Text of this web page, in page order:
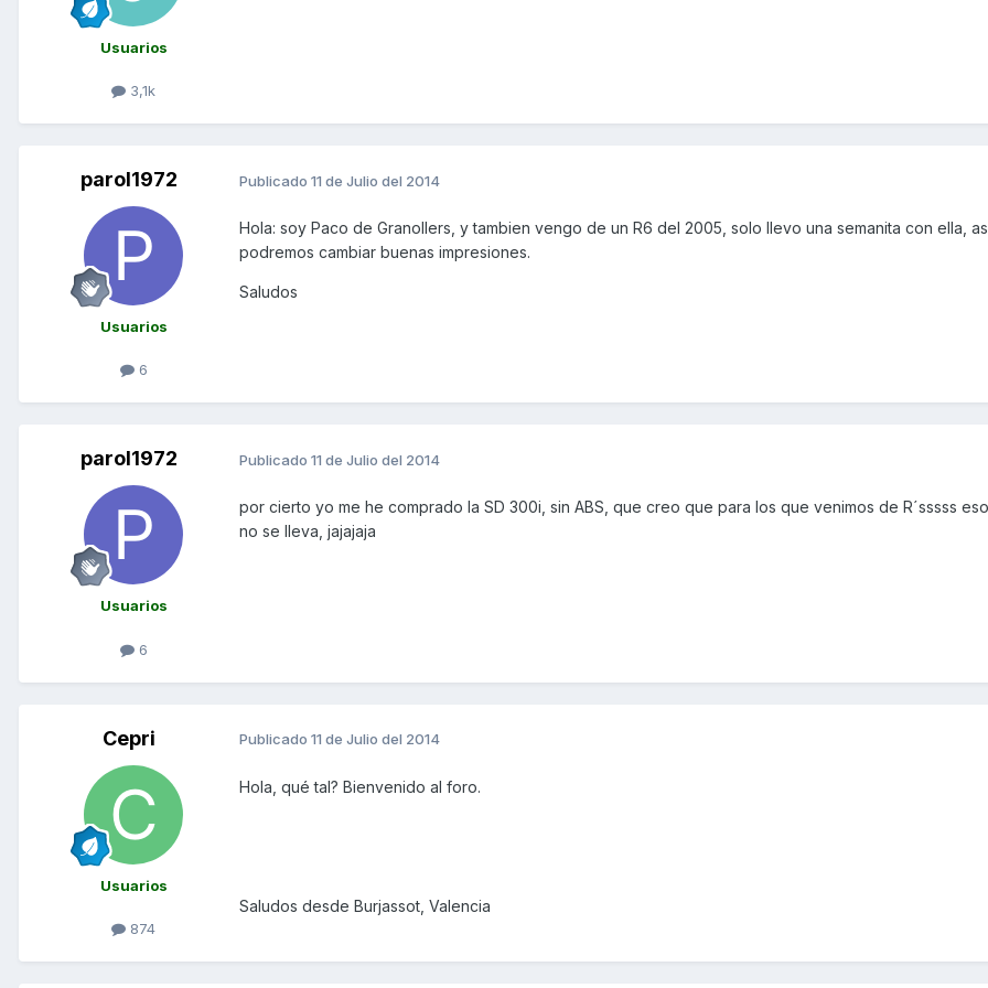
Usuarios
3,1k
parol1972
Usuarios
6
Publicado 11 de Julio del 2014
Hola: soy Paco de Granollers, y tambien vengo de un R6 del 2005, solo llevo una semanita con ella,
podremos cambiar buenas impresiones.
Saludos
parol1972
Usuarios
6
Publicado 11 de Julio del 2014
por cierto yo me he comprado la SD 300i, sin ABS, que creo que para los que venimos de R´sssss
no se lleva, jajajaja
Cepri
Usuarios
874
Publicado 11 de Julio del 2014
Hola, qué tal? Bienvenido al foro.
Saludos desde Burjassot, Valencia